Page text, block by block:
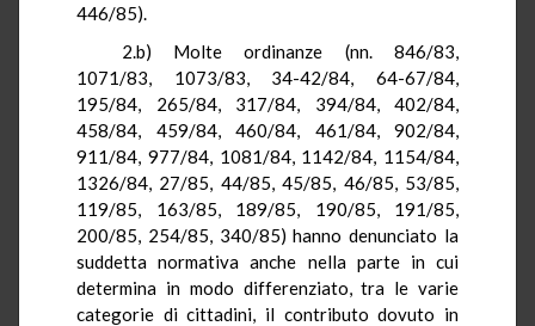
446/85).
2.b) Molte ordinanze (nn. 846/83,
1071/83, 1073/83, 34-42/84, 64-67/84,
195/84, 265/84, 317/84, 394/84, 402/84,
458/84, 459/84, 460/84, 461/84, 902/84,
911/84, 977/84, 1081/84, 1142/84, 1154/84,
1326/84, 27/85, 44/85, 45/85, 46/85, 53/85,
119/85, 163/85, 189/85, 190/85, 191/85,
200/85, 254/85, 340/85) hanno denunciato la
suddetta normativa anche nella parte in cui
determina in modo differenziato, tra le varie
categorie di cittadini, il contributo dovuto in